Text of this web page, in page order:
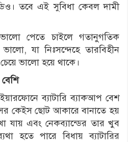
তবে এই সুবিধা কেবল দামী
পেতে চাইলে গতানুগতিক
যা নিঃসন্দেহে তারবিহীন
ভালো হয়ে থাকে।
ব্যাটারি ব্যাকআপ বেশ
কেইস ছোট আকারে বানাতে হয়
যায় এবং নেকব্যান্ডের তার খুব
হতে পারে বিধায় ব্যাটারির